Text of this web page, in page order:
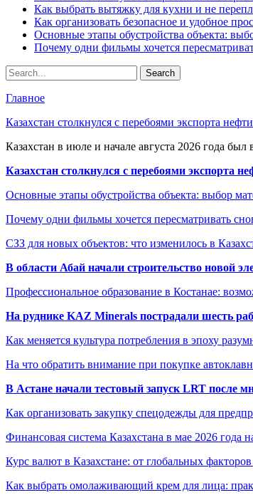
Как выбрать вытяжку для кухни и не
Как организовать безопасное и удобное
Основные этапы обустройства объекта:
Почему одни фильмы хочется
Главное
Казахстан столкнулся с перебоями экспорта
Казахстан в июле и начале августа 2026 года
Казахстан столкнулся с перебоями экспорта
Основные этапы обустройства объекта: выбор
Почему одни фильмы хочется пересматривать
СЗЗ для новых объектов: что изменилось в
В области Абай начали строительство новой
Профессиональное образование в Костанае:
На руднике KAZ Minerals пострадали шесть
Как меняется культура потребления в эпоху
На что обратить внимание при покупке
В Астане начали тестовый запуск LRT после
Как организовать закупку спецодежды для
Финансовая система Казахстана в мае 2026 года
Курс валют в Казахстане: от глобальных
Как выбрать омолаживающий крем для лица: